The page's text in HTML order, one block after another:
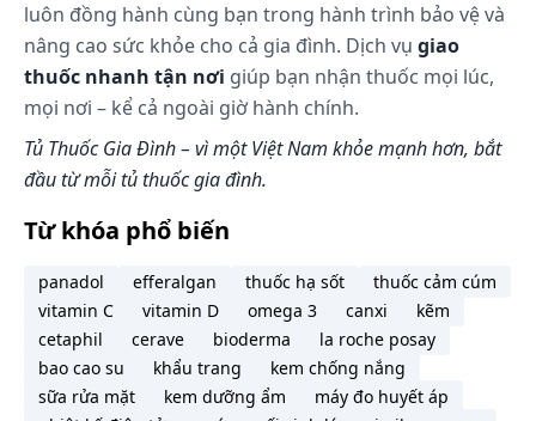
Etoricoxib được chuyển hóa mạnh mẽ với < 1% liều
được tìm thấy trong nước tiểu ở dạng ban đầu. Con
đường chuyển hóa chính để tạo dẫn xuất 6' -
hydroxymethyl được thực hiện với sự xúc tác của
Đã có 5 chất chuyển hóa được nhận diện ở người.
Chất chuyển hóa chủ yếu là dẫn xuất 6' - carboxylic
acid của etoricoxib được hình thành từ sự oxy hóa
dẫn xuất 6' - hydroxymethyl. Các chất chuyển hóa
chủ yếu này biểu hiện hoặc không có hoạt tính có
thể đo lường được hoặc chỉ có hoạt tính yếu như
các thuốc ức chế COX - 2. Các chất chuyển hóa này
đều không ức chế COX - 1.
Thải trừ
luôn đồng hành cùng bạn trong hành trình bảo vệ và
nâng cao sức khỏe cho cả gia đình. Dịch vụ giao
thuốc nhanh tận nơi giúp bạn nhận thuốc mọi lúc,
mọi nơi – kể cả ngoài giờ hành chính.
Tủ Thuốc Gia Đình – vì một Việt Nam khỏe mạnh hơn, bắt
đầu từ mỗi tủ thuốc gia đình.
Từ khóa phổ biến
panadol efferalgan thuốc hạ sốt
thuốc cảm cúm
vitamin C
vitamin D omega 3 canxi
kẽm
cetaphil
cerave bioderma
la roche posay
bao cao su
khẩu trang
kem chống nắng
sữa rửa mặt
kem dưỡng ẩm
máy đo huyết áp